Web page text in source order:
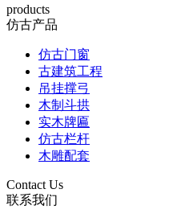
products
仿古产品
仿古门窗
古建筑工程
吊挂撑弓
木制斗拱
实木牌匾
仿古栏杆
木雕配套
Contact Us
联系我们